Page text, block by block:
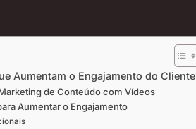
Aumentam o Engajamento do Cliente
de Conteúdo com Vídeos
Aumentar o Engajamento